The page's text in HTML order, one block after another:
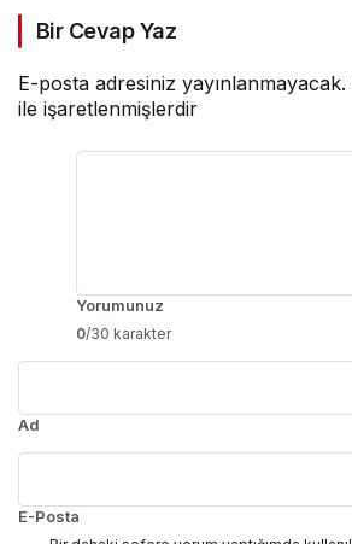
Bir Cevap Yaz
E-posta adresiniz yayınlanmayacak.
ile işaretlenmişlerdir
Yorumunuz
0/30 karakter
Ad
E-Posta